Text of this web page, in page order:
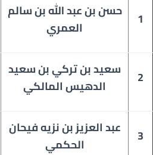
1
حسن بن عبد الله بن سالم
العمري
2
سعيد بن تركي بن سعيد
الدهيس المالكي
3
عبد العزيز بن نزيه فيحان
الحكمي